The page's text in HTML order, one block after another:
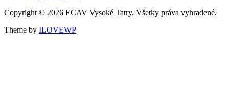
Copyright © 2026 ECAV Vysoké Tatry. Všetky práva vyhradené.
Theme by ILOVEWP